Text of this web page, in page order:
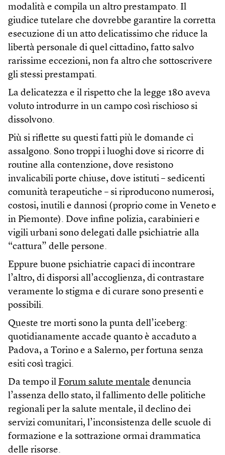
modalità e compila un altro prestampato. Il
giudice tutelare che dovrebbe garantire la corretta
esecuzione di un atto delicatissimo che riduce la
libertà personale di quel cittadino, fatto salvo
rarissime eccezioni, non fa altro che sottoscrivere
gli stessi prestampati.
La delicatezza e il rispetto che la legge 180 aveva
voluto introdurre in un campo così rischioso si
dissolvono.
Più si riflette su questi fatti più le domande ci
assalgono. Sono troppi i luoghi dove si ricorre di
routine alla contenzione, dove resistono
invalicabili porte chiuse, dove istituti – sedicenti
comunità terapeutiche – si riproducono numerosi,
costosi, inutili e dannosi (proprio come in Veneto e
in Piemonte). Dove infine polizia, carabinieri e
vigili urbani sono delegati dalle psichiatrie alla
“cattura” delle persone.
Eppure buone psichiatrie capaci di incontrare
l’altro, di disporsi all’accoglienza, di contrastare
veramente lo stigma e di curare sono presenti e
possibili.
Queste tre morti sono la punta dell’iceberg:
quotidianamente accade quanto è accaduto a
Padova, a Torino e a Salerno, per fortuna senza
esiti così tragici.
Da tempo il Forum salute mentale denuncia
l’assenza dello stato, il fallimento delle politiche
regionali per la salute mentale, il declino dei
servizi comunitari, l’inconsistenza delle scuole di
formazione e la sottrazione ormai drammatica
delle risorse.